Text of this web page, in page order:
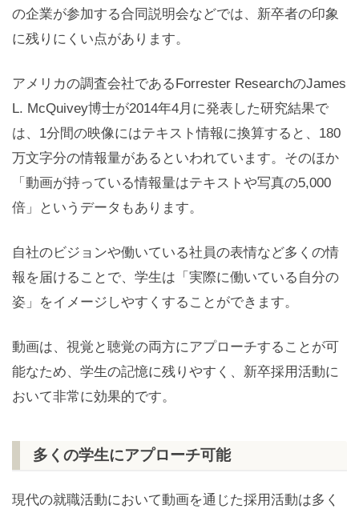
の企業が参加する合同説明会などでは、新卒者の印象
に残りにくい点があります。
アメリカの調査会社であるForrester ResearchのJames
L. McQuivey博士が2014年4月に発表した研究結果で
は、1分間の映像にはテキスト情報に換算すると、180
万文字分の情報量があるといわれています。そのほか
「動画が持っている情報量はテキストや写真の5,000
倍」というデータもあります。
自社のビジョンや働いている社員の表情など多くの情
報を届けることで、学生は「実際に働いている自分の
姿」をイメージしやすくすることができます。
動画は、視覚と聴覚の両方にアプローチすることが可
能なため、学生の記憶に残りやすく、新卒採用活動に
おいて非常に効果的です。
多くの学生にアプローチ可能
現代の就職活動において動画を通じた採用活動は多く